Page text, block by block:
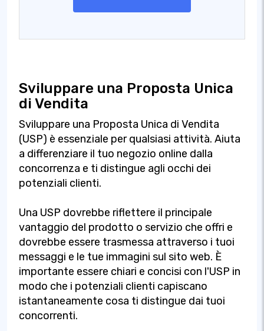
Sviluppare una Proposta Unica
di Vendita
Sviluppare una Proposta Unica di Vendita
(USP) è essenziale per qualsiasi attività. Aiuta
a differenziare il tuo negozio online dalla
concorrenza e ti distingue agli occhi dei
potenziali clienti.
Una USP dovrebbe riflettere il principale
vantaggio del prodotto o servizio che offri e
dovrebbe essere trasmessa attraverso i tuoi
messaggi e le tue immagini sul sito web. È
importante essere chiari e concisi con l'USP in
modo che i potenziali clienti capiscano
istantaneamente cosa ti distingue dai tuoi
concorrenti.